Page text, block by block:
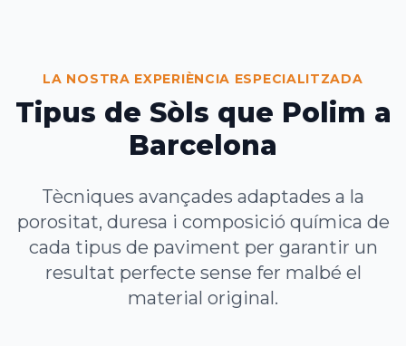
LA NOSTRA EXPERIÈNCIA ESPECIALITZADA
Tipus de Sòls que Polim a
Barcelona
Tècniques avançades adaptades a la
porositat, duresa i composició química de
cada tipus de paviment per garantir un
resultat perfecte sense fer malbé el
material original.